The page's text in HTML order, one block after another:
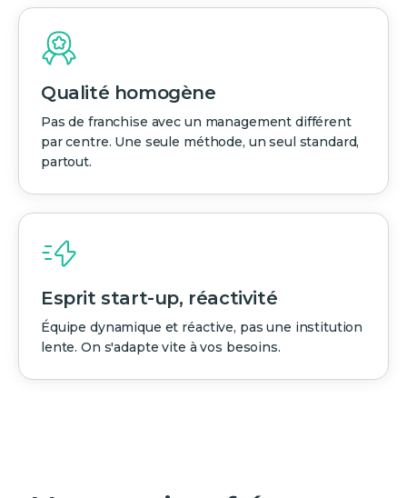
Qualité homogène
Pas de franchise avec un management différent
par centre. Une seule méthode, un seul standard,
partout.
Esprit start-up, réactivité
Équipe dynamique et réactive, pas une institution
lente. On s'adapte vite à vos besoins.